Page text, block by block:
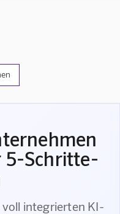
5-Schritte-
voll integrierten KI-